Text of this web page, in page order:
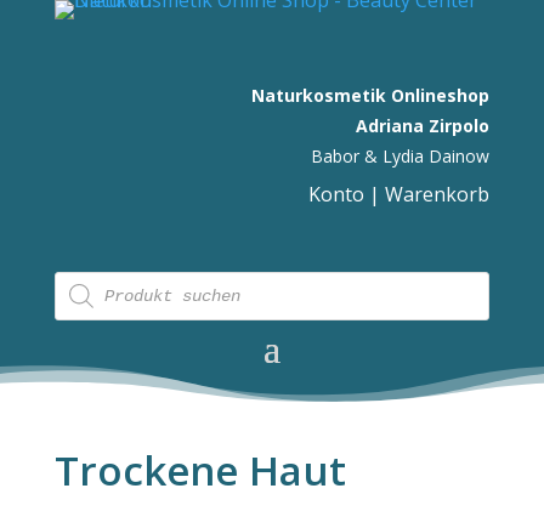
Naturkosmetik Onlineshop
Adriana Zirpolo
Babor & Lydia Dainow
Konto |Warenkorb
Products
search
Trockene Haut